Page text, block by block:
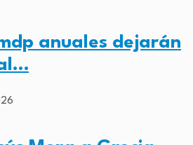
anuales dejarán